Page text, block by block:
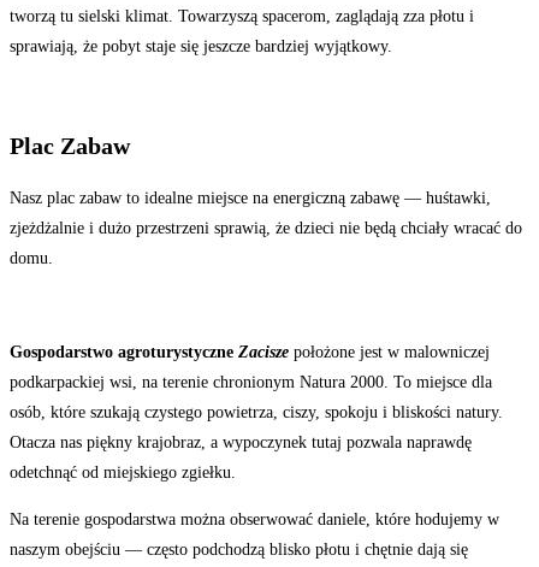
tworzą tu sielski klimat. Towarzyszą spacerom, zaglądają zza płotu i
sprawiają, że pobyt staje się jeszcze bardziej wyjątkowy.
Plac Zabaw
Nasz plac zabaw to idealne miejsce na energiczną zabawę — huśtawki,
zjeżdżalnie i dużo przestrzeni sprawią, że dzieci nie będą chciały wracać do
domu.
Gospodarstwo agroturystyczne Zacisze położone jest w malowniczej
podkarpackiej wsi, na terenie chronionym Natura 2000. To miejsce dla
osób, które szukają czystego powietrza, ciszy, spokoju i bliskości natury.
Otacza nas piękny krajobraz, a wypoczynek tutaj pozwala naprawdę
odetchnąć od miejskiego zgiełku.
Na terenie gospodarstwa można obserwować daniele, które hodujemy w
naszym obejściu — często podchodzą blisko płotu i chętnie dają się